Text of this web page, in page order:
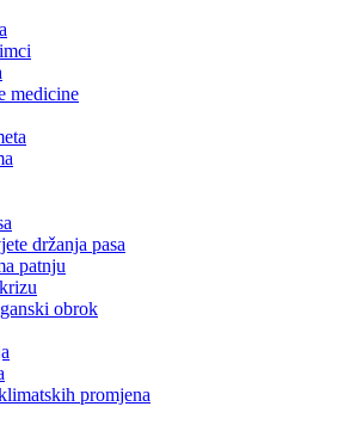
medicine
držanja pasa
patnju
obrok
promjena